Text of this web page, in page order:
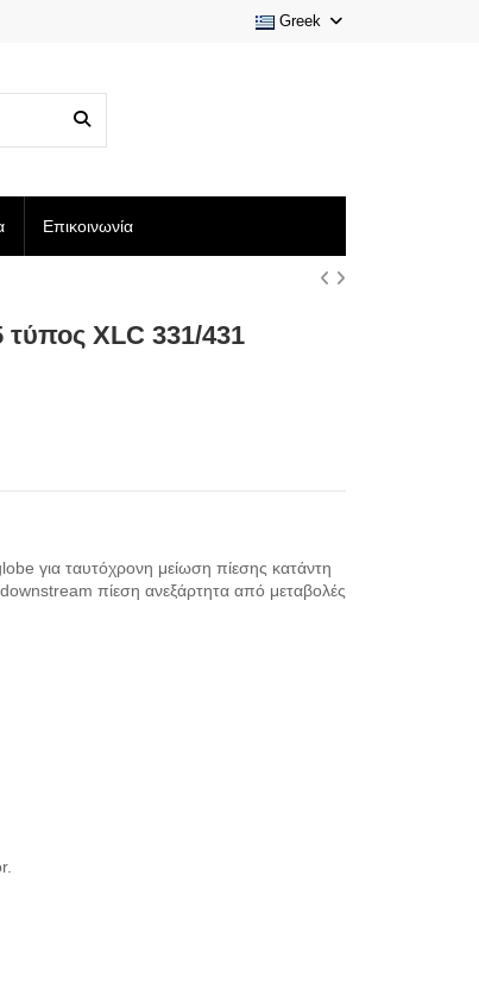
Greek
Επικοινωνία
τύπος XLC 331/431
για ταυτόχρονη μείωση πίεσης κατάντη
πίεση ανεξάρτητα από μεταβολές